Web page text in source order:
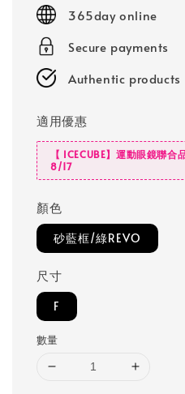
365day online
Secure payments
Authentic products
適用優惠
【 ICECUBE】運動眼鏡聯
8/17
顏色
砂藍框/綠REVO
尺寸
F
數量